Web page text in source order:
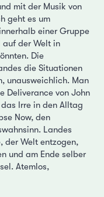
mit der Musik von
geht es um
einer Gruppe
auf der Welt in
Die
die Situationen
unausweichlich. Man
Deliverance von John
Irre in den Alltag
Now, den
Landes
der Welt entzogen,
und am Ende selber
Atemlos,